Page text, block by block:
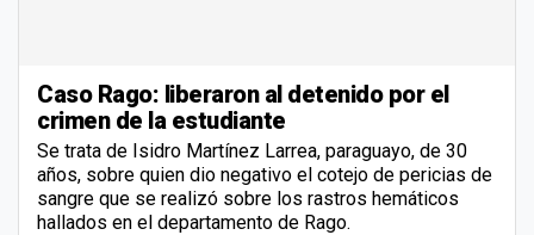
Caso Rago: liberaron al detenido por el
crimen de la estudiante
Se trata de Isidro Martínez Larrea, paraguayo, de 30
años, sobre quien dio negativo el cotejo de pericias de
sangre que se realizó sobre los rastros hemáticos
hallados en el departamento de Rago.